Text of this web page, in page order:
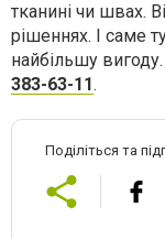
тканині чи швах.
рішеннях. І саме
найбільшу
383-63-11.
Поділіться та